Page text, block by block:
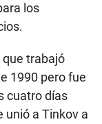
los
trabajó
1990 pero fue
cuatro días
unió a Tinkov a